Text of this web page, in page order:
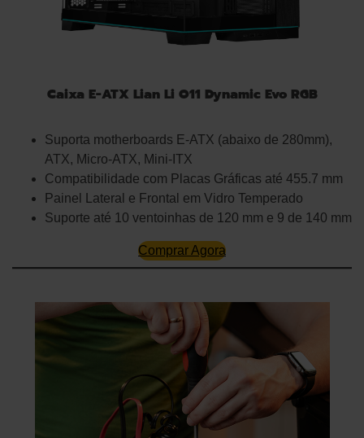
Caixa E-ATX Lian Li O11 Dynamic Evo RGB
Suporta motherboards E-ATX (abaixo de 280mm),
ATX, Micro-ATX, Mini-ITX
Compatibilidade com Placas Gráficas até 455.7 mm
Painel Lateral e Frontal em Vidro Temperado
Suporte até 10 ventoinhas de 120 mm e 9 de 140 mm
Comprar Agora